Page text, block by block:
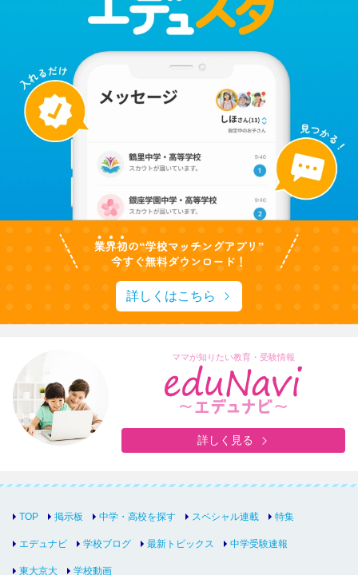
詳しくはこちら
ママが知りたい教育・受験情報
詳しく見る
TOP 掲示板 中学・高校を探す スペシャル連載 特集
エデュナビ 学校ブログ 最新トピックス 中学受験速報
東大京大 学校動画